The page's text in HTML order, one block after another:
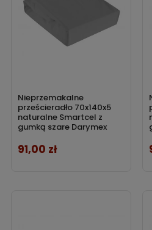
Nieprzemakalne
prześcieradło 70x140x5
naturalne Smartcel z
gumką szare Darymex
Cena
91,00 zł